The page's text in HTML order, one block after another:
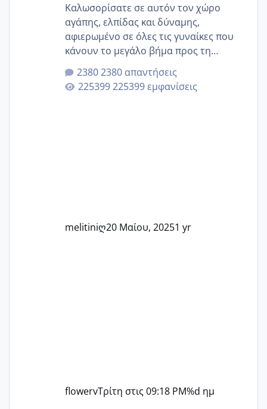
Καλωσορίσατε σε αυτόν τον χώρο
αγάπης, ελπίδας και δύναμης,
αφιερωμένο σε όλες τις γυναίκες που
κάνουν το μεγάλο βήμα προς τη
μητρότητα μέσω εξωσωματικής το 2025.
Εδώ θα μοιραστούμε αγωνίες, χαρές,
εμπειρίες και κάθε μικρή ή μεγάλη
2380 απαντήσεις
225399 εμφανίσεις
melitiniღ20 Μαίου, 20251 yr
flowervΤρίτη στις 09:18 PM%d ημ